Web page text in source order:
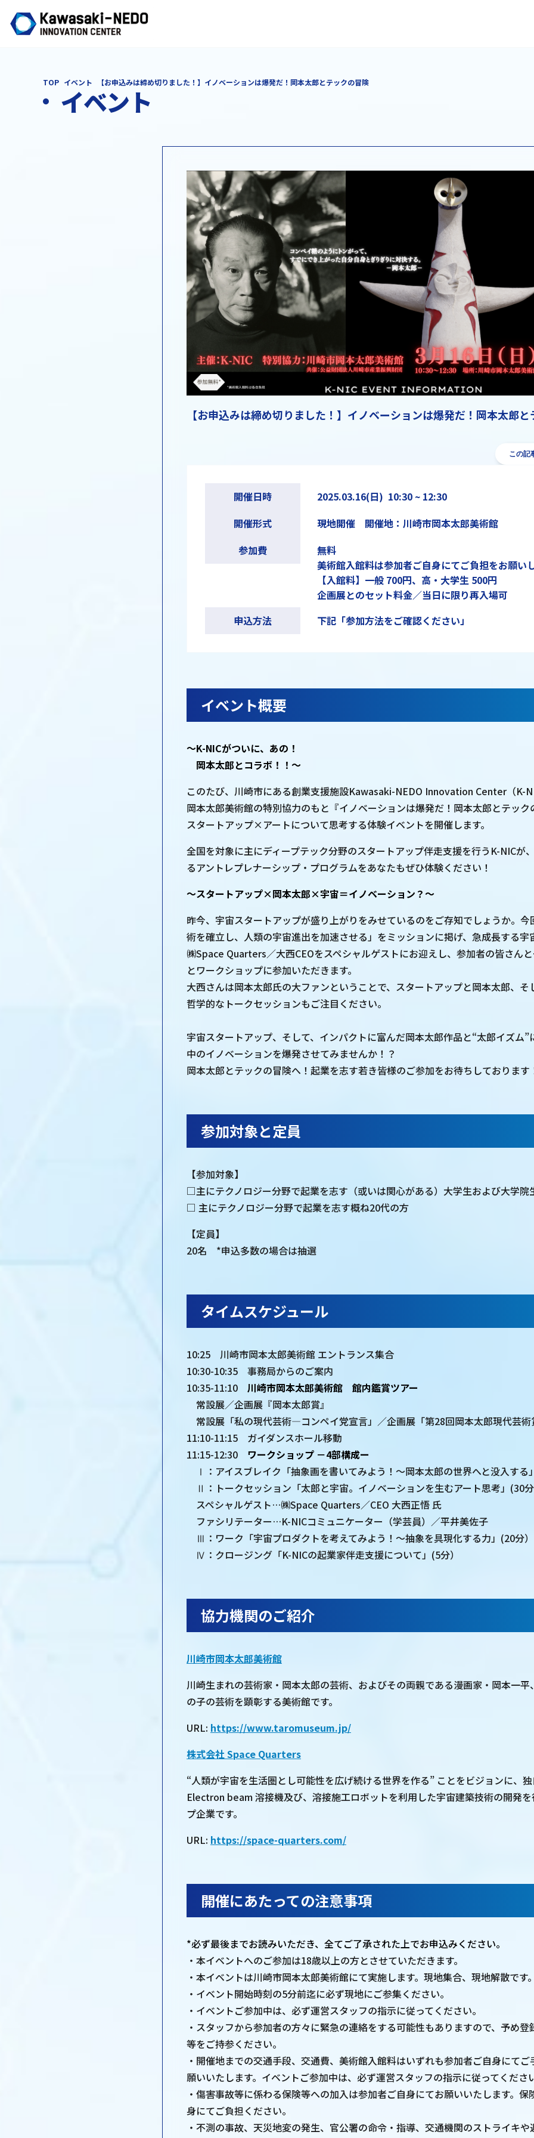
TOP イベント 【お申込みは締め切りました！】イノベーションは爆発だ！岡本太郎とテックの冒険
イベント
【お申込みは締め切りました！】イノベーションは爆発だ！岡本太郎
この記
開催日時
2025.03.16(日) 10:30 ~ 12:30
開催形式
現地開催 開催地：川崎市岡本太郎美術館
参加費
無料
美術館入館料は参加者ご自身にてご負担をお願い
【入館料】一般 700円、高・大学生 500円
企画展とのセット料金／当日に限り再入場可
申込方法
下記「参加方法をご確認ください」
イベント概要
～K-NICがついに、あの！
岡本太郎とコラボ！！～
このたび、川崎市にある創業支援施設Kawasaki-NEDO Innovation Center（K-
岡本太郎美術館の特別協力のもと『イノベーションは爆発だ！岡本太郎とテッ
スタートアップ×アートについて思考する体験イベントを開催します。
全国を対象に主にディープテック分野のスタートアップ伴走支援を行うK-NICが
るアントレプレナーシップ・プログラムをあなたもぜひ体験ください！
～スタートアップ×岡本太郎×宇宙＝イノベーション？～
昨今、宇宙スタートアップが盛り上がりをみせているのをご存知でしょうか。
術を確立し、人類の宇宙進出を加速させる」をミッションに掲げ、急成長する宇
㈱Space Quarters／大西CEOをスペシャルゲストにお迎えし、参加者の皆さん
とワークショップに参加いただきます。
大西さんは岡本太郎氏の大ファンということで、スタートアップと岡本太郎、
哲学的なトークセッションもご注目ください。
宇宙スタートアップ、そして、インパクトに富んだ岡本太郎作品と“太郎イズム”
中のイノベーションを爆発させてみませんか！？
岡本太郎とテックの冒険へ！起業を志す若き皆様のご参加をお待ちしております
参加対象と定員
【参加対象】
□主にテクノロジー分野で起業を志す（或いは関心がある）大学生および大学院
□ 主にテクノロジー分野で起業を志す概ね20代の方
【定員】
20名 *申込多数の場合は抽選
タイムスケジュール
10:25 川崎市岡本太郎美術館 エントランス集合
10:30-10:35 事務局からのご案内
10:35-11:10 川崎市岡本太郎美術館 館内鑑賞ツアー
常設展／企画展『岡本太郎賞』
常設展「私の現代芸術―コンペイ党宣言」／企画展「第28回岡本太郎現代芸術
11:10-11:15 ガイダンスホール移動
11:15-12:30 ワークショップ －4部構成ー
Ⅰ：アイスブレイク「抽象画を書いてみよう！～岡本太郎の世界へと没入する
Ⅱ：トークセッション「太郎と宇宙。イノベーションを生むアート思考」(30
スペシャルゲスト…㈱Space Quarters／CEO 大西正悟 氏
ファシリテーター…K-NICコミュニケーター（学芸員）／平井美佐子
Ⅲ：ワーク「宇宙プロダクトを考えてみよう！～抽象を具現化する力」(20分）
Ⅳ：クロージング「K-NICの起業家伴走支援について」(5分）
協力機関のご紹介
川崎市岡本太郎美術館
川崎生まれの芸術家・岡本太郎の芸術、およびその両親である漫画家・岡本一平
の子の芸術を顕彰する美術館です。
URL: https://www.taromuseum.jp/
株式会社 Space Quarters
“人類が宇宙を生活圏とし可能性を広げ続ける世界を作る” ことをビジョンに、
Electron beam 溶接機及び、溶接施工ロボットを利用した宇宙建築技術の開発
プ企業です。
URL: https://space-quarters.com/
開催にあたっての注意事項
*必ず最後までお読みいただき、全てご了承された上でお申込みください。
・本イベントへのご参加は18歳以上の方とさせていただきます。
・本イベントは川崎市岡本太郎美術館にて実施します。現地集合、現地解散です
・イベント開始時刻の5分前迄に必ず現地にご参集ください。
・イベントご参加中は、必ず運営スタッフの指示に従ってください。
・スタッフから参加者の方々に緊急の連絡をする可能性もありますので、予め
等をご持参ください。
・開催地までの交通手段、交通費、美術館入館料はいずれも参加者ご自身にて
願いいたします。イベントご参加中は、必ず運営スタッフの指示に従ってくださ
・傷害事故等に係わる保険等への加入は参加者ご自身にてお願いいたします。保
身にてご負担ください。
・不測の事故、天災地変の発生、官公署の命令・指導、交通機関のストライキ